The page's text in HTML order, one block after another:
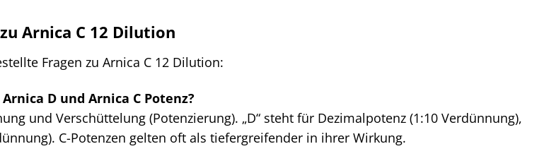
Arnica C 12 Dilution
Fragen zu Arnica C 12 Dilution:
D und Arnica C Potenz?
und Verschüttelung (Potenzierung). „D“ steht für Dezimalpotenz (1:10 Verdünnung),
C-Potenzen gelten oft als tiefergreifender in ihrer Wirkung.